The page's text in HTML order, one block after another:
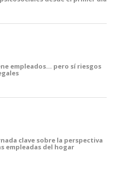
empleados… pero sí riesgos
clave sobre la perspectiva
empleadas del hogar